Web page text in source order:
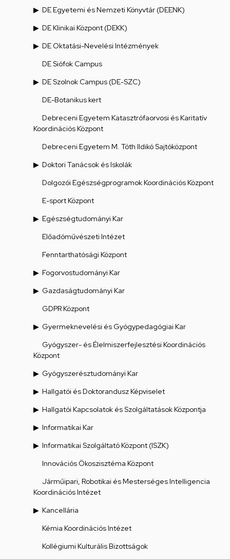
DE Egyetemi és Nemzeti Könyvtár (DEENK)
DE Klinikai Központ (DEKK)
DE Oktatási-Nevelési Intézmények
DE Siófok Campus
DE Szolnok Campus (DE-SZC)
DE-Botanikus kert
Debreceni Egyetem Katasztrófaorvosi és Karitatív
Koordinációs Központ
Debreceni Egyetem M. Tóth Ildikó Sajtóközpont
Doktori Tanácsok és Iskolák
Dolgozói Egészségprogramok Koordinációs Központ
E-sport Központ
Egészségtudományi Kar
Előadóművészeti Intézet
Fenntarthatósági Központ
Fogorvostudományi Kar
Gazdaságtudományi Kar
GDPR Központ
Gyermeknevelési és Gyógypedagógiai Kar
Gyógyszer- és Élelmiszerfejlesztési Koordinációs
Központ
Gyógyszerésztudományi Kar
Hallgatói és Doktorandusz Képviselet
Hallgatói Kapcsolatok és Szolgáltatások Központja
Informatikai Kar
Informatikai Szolgáltató Központ (ISZK)
Innovációs Ökoszisztéma Központ
Járműipari, Robotikai és Mesterséges Intelligencia
Koordinációs Intézet
Kancellária
Kémia Koordinációs Intézet
Kollégiumi Kulturális Bizottságok